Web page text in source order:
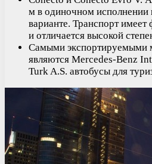
м в одиночном исполнении
варианте. Транспорт
и отличается высокой
Самыми экспортируемыми
являются Mercedes-Benz
Turk A.S. автобусы для